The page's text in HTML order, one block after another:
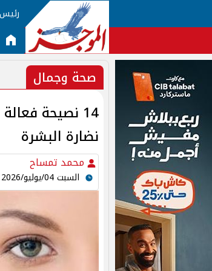
رئيس
صحة وجمال
14 نصيحة
نضارة البشرة
محمد تمساح
السبت 04/يوليو/2026 - 02:00 م